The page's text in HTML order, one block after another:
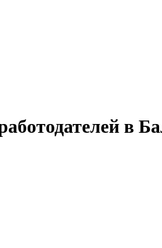
в